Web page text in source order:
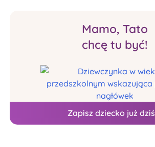
Mamo, Tato
chcę tu być!
Zapisz dziecko już dziś